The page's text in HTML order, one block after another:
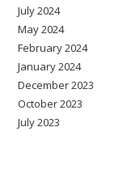
July 2024
May 2024
February 2024
January 2024
December 2023
October 2023
July 2023